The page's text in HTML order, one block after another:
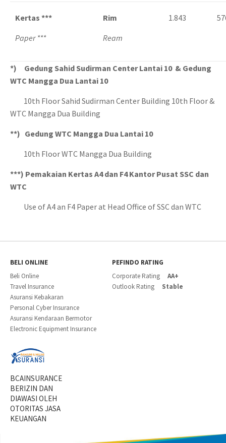
Kertas ***
Paper ***
Rim
Ream
1.843
*) Gedung Sahid Sudirman Center Lantai 10 & Gedung
WTC Mangga Dua Lantai 10
10th Floor Sahid Sudirman Center Building 10th Floor &
WTC Mangga Dua Building
**) Gedung WTC Mangga Dua Lantai 10
10th Floor WTC Mangga Dua Building
***) Pemakaian Kertas A4 dan F4 Kantor Pusat SSC dan
WTC
Use of A4 an F4 Paper at Head Office of SSC dan WTC
BELI ONLINE
Beli Online
Travel Insurance
Asuransi Kebakaran
Personal Cyber Insurance
Asuransi Kendaraan Bermotor
Electronic Equipment Insurance
PEFINDO RATING
Corporate Rating AA+
Outlook Rating Stable
BCAINSURANCE
BERIZIN DAN
DIAWASI OLEH
OTORITAS JASA
KEUANGAN